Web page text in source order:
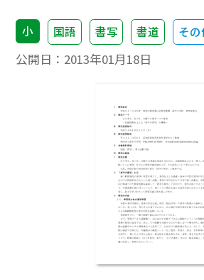
小 国語 書写 書道 その
公開日： 2013年01月18日